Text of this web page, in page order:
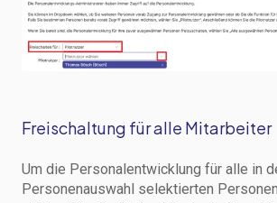
Freischaltung für alle Mitarbeiter
Um die Personalentwicklung für alle in
Personenauswahl selektierten